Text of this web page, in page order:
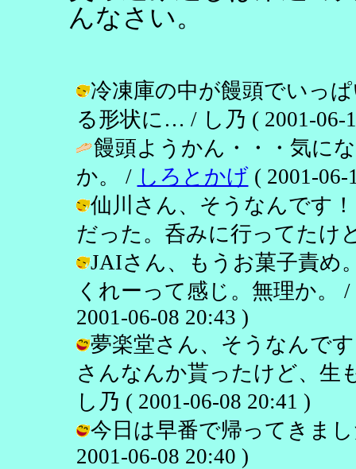
んなさい。
冷凍庫の中が饅頭でいっ
る形状に… / し乃 ( 2001-06-
饅頭ようかん・・・気に
か。 / しろとかげ( 2001-06-
仙川さん、そうなんです
だった。呑みに行ってたけ
JAIさん、もうお菓子責め
くれーって感じ。無理か。
2001-06-08 20:43 )
夢楽堂さん、そうなんで
さんなんか貰ったけど、生
し乃 ( 2001-06-08 20:41 )
今日は早番で帰ってきま
2001-06-08 20:40 )